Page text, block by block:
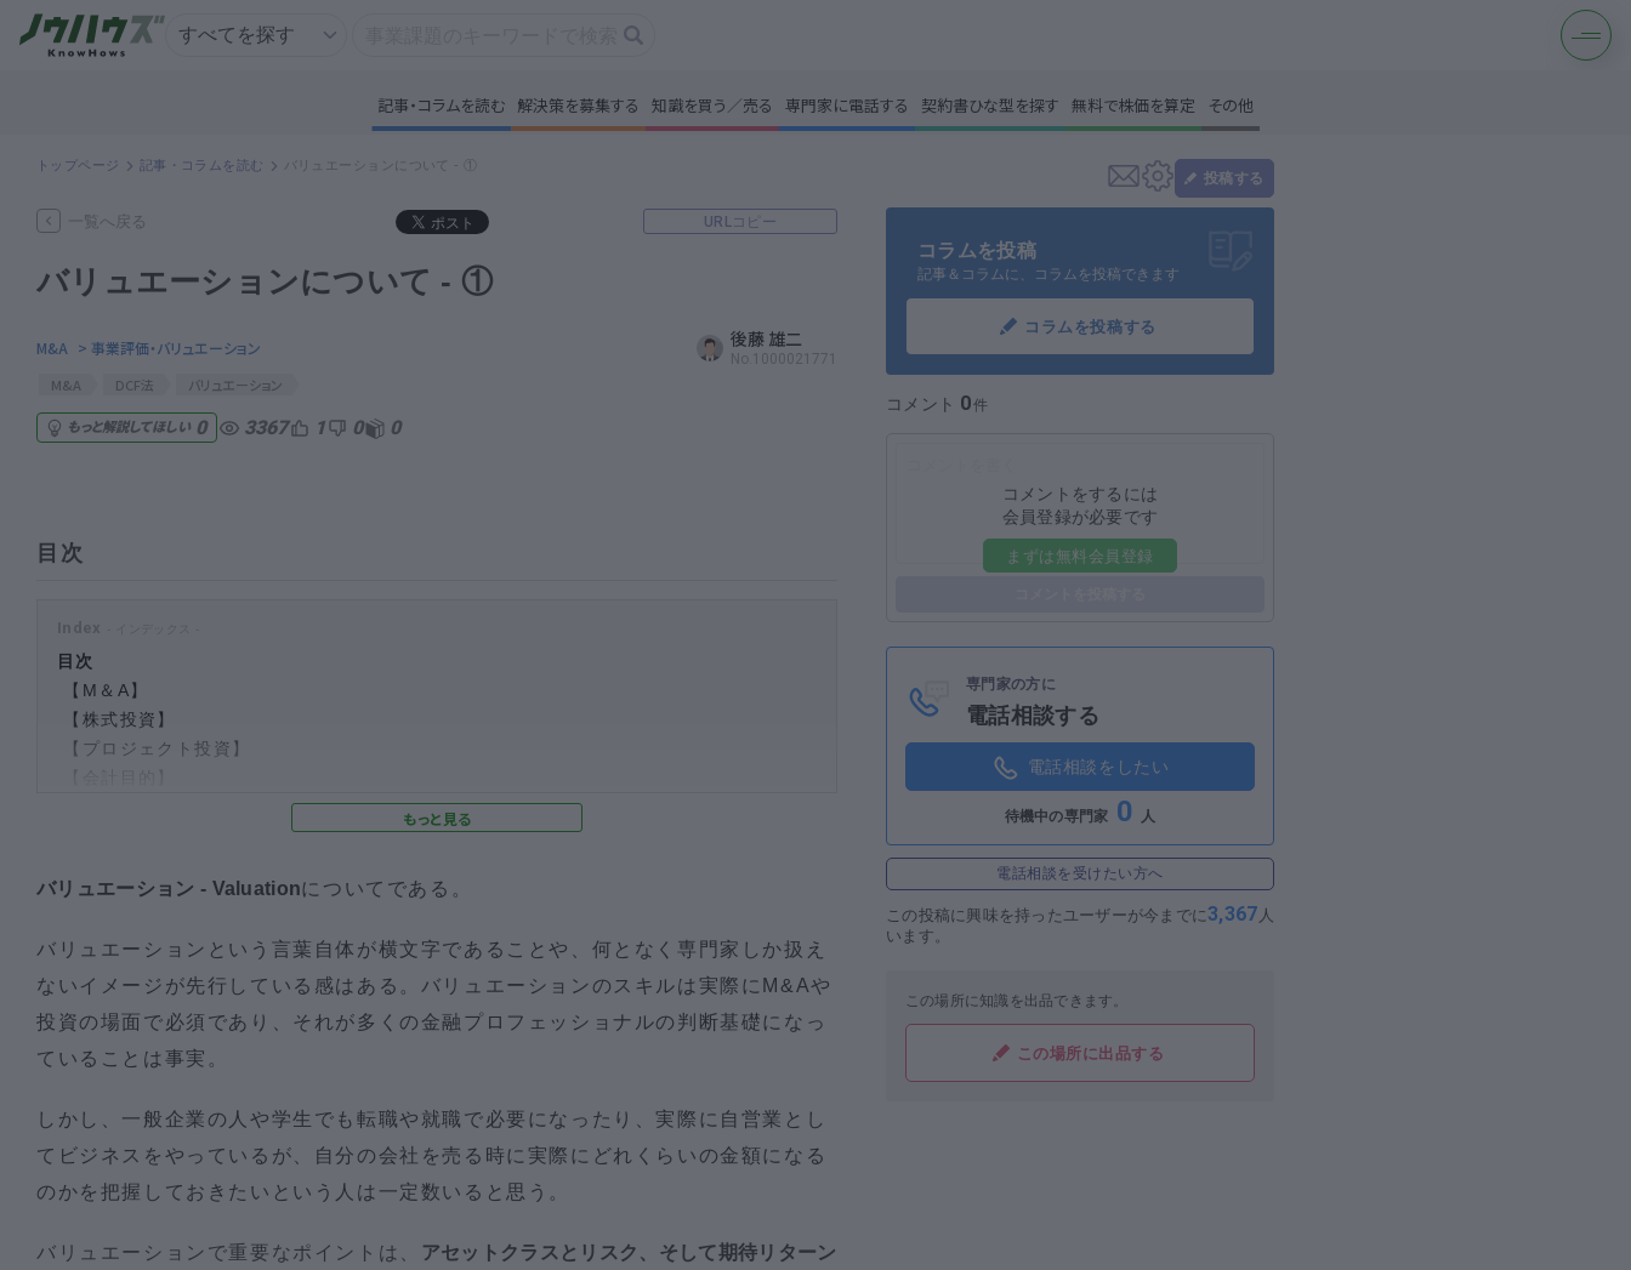
無料で株価を算定
資本政策を無料でお試し
記事・コラムを読む 解決策を募集する 知識を買う／売る 専門家に電話する 契約書ひな型を探す 無料で株価を算定 その他
トップページ 記事・コラムを読む バリュエーションについて - ①
投稿する
一覧へ戻る URLコピー
バリュエーションについて - ①
M&A > 事業評価・バリュエーション 後藤 雄二
No.1000021771
M&A DCF法 バリュエーション
もっと解説してほしい 0 3367 1 0 0
目次
目次
【M＆A】
【株式投資】
【プロジェクト投資】
バリュエーション - Valuationについてである。
バリュエーションという言葉自体が横文字であることや、何となく専門家しか扱え
ないイメージが先行している感はある。バリュエーションのスキルは実際にM&Aや
投資の場面で必須であり、それが多くの金融プロフェッショナルの判断基礎になっ
ていることは事実。
しかし、一般企業の人や学生でも転職や就職で必要になったり、実際に自営業とし
てビジネスをやっているが、自分の会社を売る時に実際にどれくらいの金額になる
のかを把握しておきたいという人は一定数いると思う。
バリュエーションで重要なポイントは、 アセットクラスとリスク、そして期待リターン
コラムを投稿
記事＆コラムに、コラムを投稿できます
コラムを投稿する
コメント 0
コメントをするには
会員登録が必要です
まずは無料会員登録
専門家の方に
電話相談する
電話相談をしたい
待機中の専門家 0 人
電話相談を受けたい方へ
この投稿に興味を持ったユーザーが今までに3,367 人
います。
この場所に知識を出品できます。
この場所に出品する